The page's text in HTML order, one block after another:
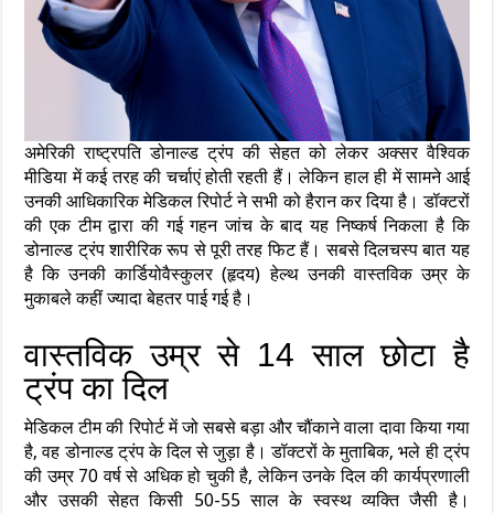
अमेरिकी राष्ट्रपति डोनाल्ड ट्रंप की सेहत को लेकर अक्सर वैश्विक
मीडिया में कई तरह की चर्चाएं होती रहती हैं। लेकिन हाल ही में सामने आई
उनकी आधिकारिक मेडिकल रिपोर्ट ने सभी को हैरान कर दिया है। डॉक्टरों
की एक टीम द्वारा की गई गहन जांच के बाद यह निष्कर्ष निकला है कि
डोनाल्ड ट्रंप शारीरिक रूप से पूरी तरह फिट हैं। सबसे दिलचस्प बात यह
है कि उनकी कार्डियोवैस्कुलर (हृदय) हेल्थ उनकी वास्तविक उम्र के
मुकाबले कहीं ज्यादा बेहतर पाई गई है।
वास्तविक उम्र से 14 साल छोटा है
ट्रंप का दिल
मेडिकल टीम की रिपोर्ट में जो सबसे बड़ा और चौंकाने वाला दावा किया गया
है, वह डोनाल्ड ट्रंप के दिल से जुड़ा है। डॉक्टरों के मुताबिक, भले ही ट्रंप
की उम्र 70 वर्ष से अधिक हो चुकी है, लेकिन उनके दिल की कार्यप्रणाली
और उसकी सेहत किसी 50-55 साल के स्वस्थ व्यक्ति जैसी है।